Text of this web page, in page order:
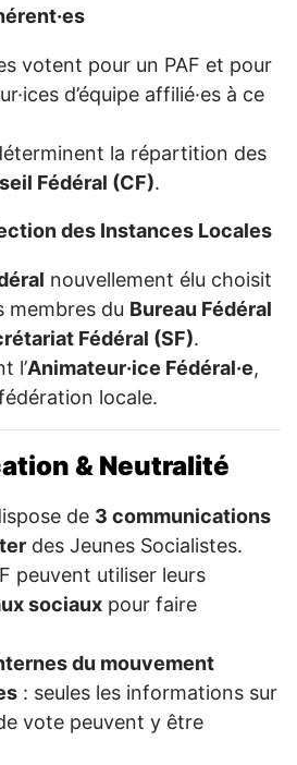
votent pour un PAF et pour
d’équipe affilié·es à ce
la répartition des
Fédéral (CF).
des Instances Locales
nouvellement élu choisit
membres du Bureau Fédéral
Fédéral (SF).
l’Animateur·ice Fédéral·e,
locale.
& Neutralité
de 3 communications
des Jeunes Socialistes.
peuvent utiliser leurs
sociaux pour faire
du mouvement
: seules les informations sur
vote peuvent y être